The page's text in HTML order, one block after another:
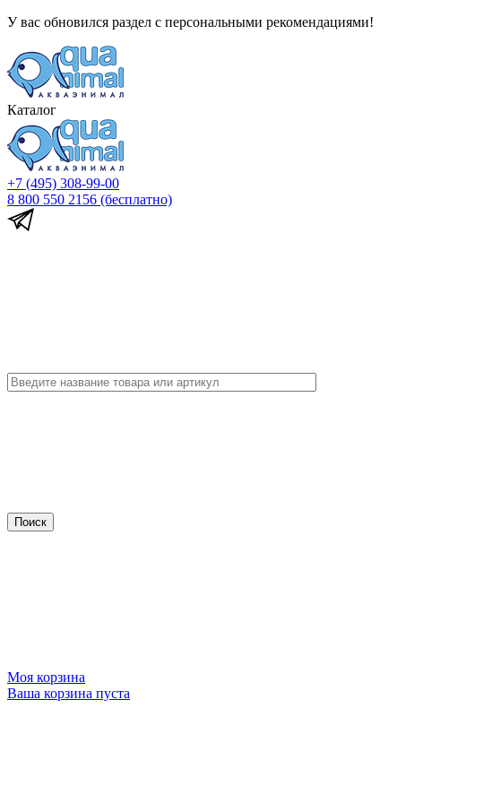
У вас обновился раздел с персональными рекомендациями!
Каталог
+7 (495) 308-99-00
8 800 550 2156 (бесплатно)
Моя корзина
Ваша корзина пуста